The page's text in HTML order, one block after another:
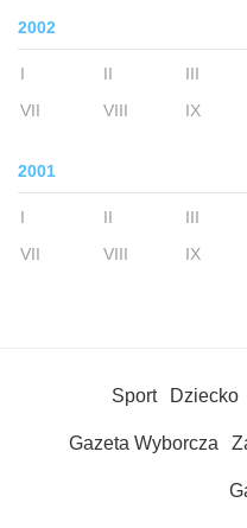
2002
I II III
VII
VIII IX
2001
I II III
VII
VIII IX
Sport Dziecko
Gazeta Wyborcza